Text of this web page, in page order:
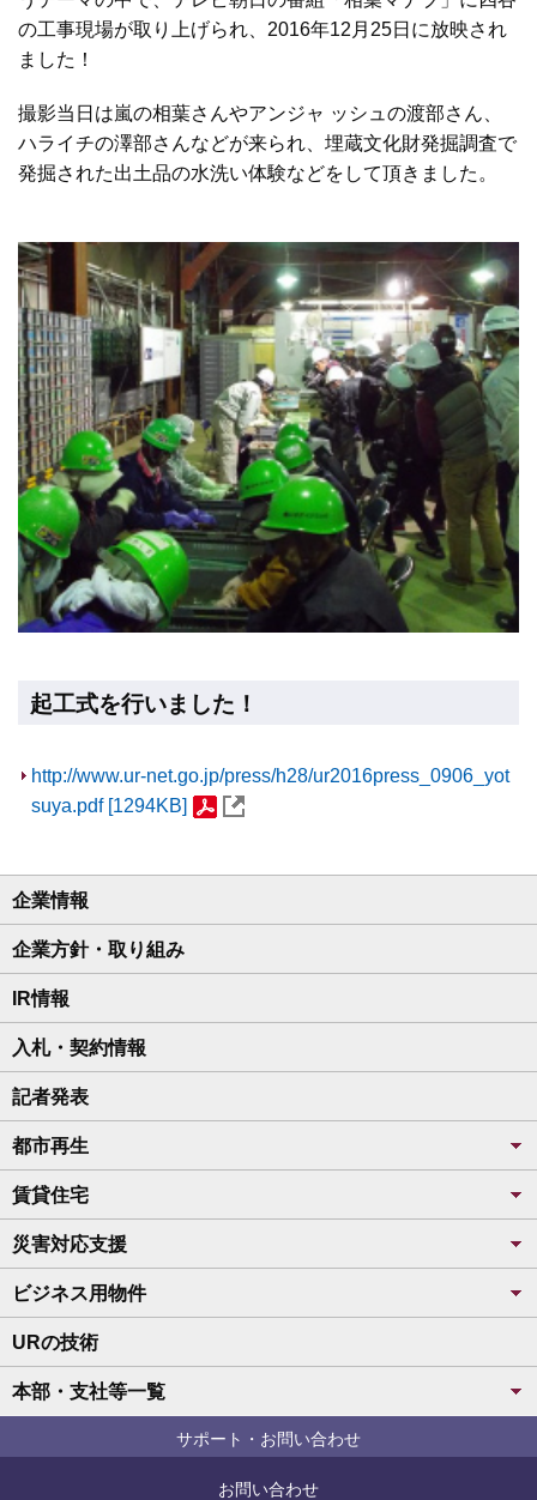
の工事現場が取り上げられ、2016年12月25日に放映され
ました！
撮影当日は嵐の相葉さんやアンジャ ッシュの渡部さん、
ハライチの澤部さんなどが来られ、埋蔵文化財発掘調査で
発掘された出土品の水洗い体験などをして頂きました。
起工式を行いました！
http://www.ur-net.go.jp/press/h28/ur2016press_0906_yot
suya.pdf [1294KB]
企業情報
企業方針・取り組み
IR情報
入札・契約情報
記者発表
都市再生
賃貸住宅
災害対応支援
ビジネス用物件
URの技術
本部・支社等一覧
サポート・お問い合わせ
お問い合わせ